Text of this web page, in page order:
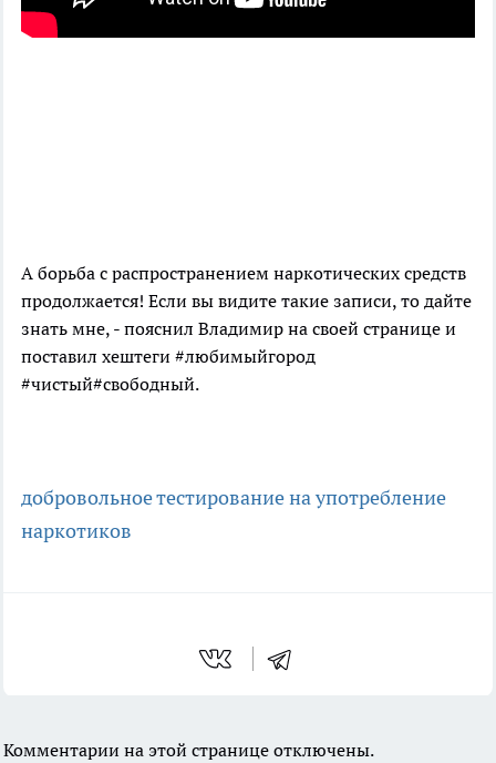
А борьба с распространением наркотических средств
продолжается! Если вы видите такие записи, то дайте
знать мне, - пояснил Владимир на своей странице и
поставил хештеги #любимыйгород
#чистый#свободный.
добровольное тестирование на употребление
наркотиков
Комментарии на этой странице отключены.